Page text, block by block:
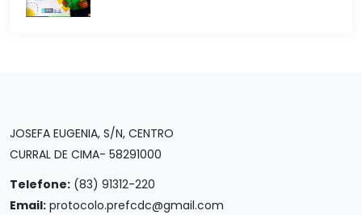
JOSEFA EUGENIA, S/N, CENTRO
CURRAL DE CIMA- 58291000
Telefone: (83) 91312-220
Email: protocolo.prefcdc@gmail.com